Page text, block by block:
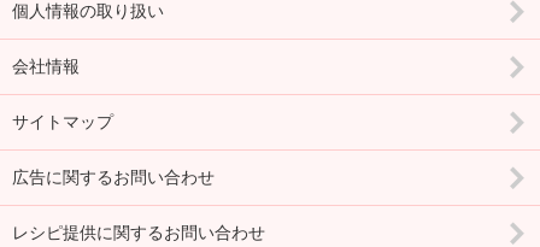
個人情報の取り扱い
会社情報
サイトマップ
広告に関するお問い合わせ
レシピ提供に関するお問い合わせ